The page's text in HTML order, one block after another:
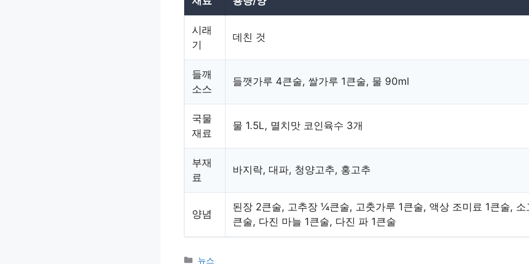
시래
기
데친 것
들깨
소스
들깻가루 4큰술, 쌀가루 1큰술, 물 90ml
국물
재료
물 1.5L, 멸치맛 코인육수 3개
부재
료
바지락, 대파, 청양고추, 홍고추
양념
된장 2큰술, 고추장 ¼큰술, 고춧가루 1큰술, 액상 조미료 1큰술, 소
큰술, 다진 마늘 1큰술, 다진 파 1큰술
카
뉴스